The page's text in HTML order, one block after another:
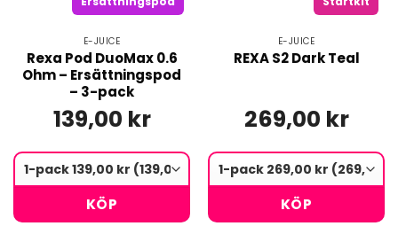
E-JUICE
Rexa Pod DuoMax 0.6
Ohm – Ersättningspod
– 3-pack
139,00 kr
KÖP
E-JUICE
REXA S2 Dark Teal
269,00 kr
KÖP